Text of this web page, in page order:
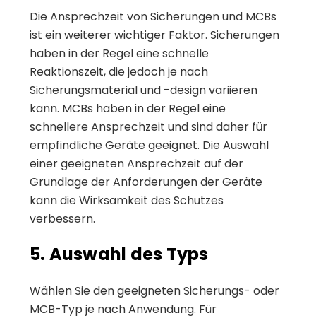
Die Ansprechzeit von Sicherungen und MCBs
ist ein weiterer wichtiger Faktor. Sicherungen
haben in der Regel eine schnelle
Reaktionszeit, die jedoch je nach
Sicherungsmaterial und -design variieren
kann. MCBs haben in der Regel eine
schnellere Ansprechzeit und sind daher für
empfindliche Geräte geeignet. Die Auswahl
einer geeigneten Ansprechzeit auf der
Grundlage der Anforderungen der Geräte
kann die Wirksamkeit des Schutzes
verbessern.
5. Auswahl des Typs
Wählen Sie den geeigneten Sicherungs- oder
MCB-Typ je nach Anwendung. Für